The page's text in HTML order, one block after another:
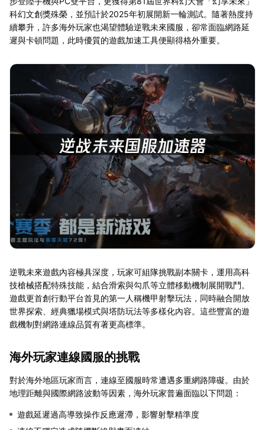
科幻文創獎殊榮，並預計於2025年初展開新一輪測試。隨著熱度持
續攀升，許多海外玩家也渴望體驗逆戰未來國服，卻常面臨網路延
遲與卡頓問題，此時優質的遊戲加速工具便顯得格外重要。
逆戰未來遊戲內容極具深度，玩家可組隊挑戰副本關卡，運用高科
技槍械搭配特殊技能，結合滑索與勾爪等立體移動機制展開戰鬥。
遊戲更首創行動平台首見的第一人稱機甲射擊玩法，同時融合開放
世界探索、經典獵場模式與塔防玩法等多樣化內容。這些豐富的遊
戲機制對網路連線品質有著更高標準。
海外玩家連線國服的挑戰
對於海外地區玩家而言，連線至國服時常遭遇多重網路障礙。由於
地理距離與國際網路波動等因素，海外玩家普遍面臨以下問題：
遊戲延遲過高導致操作反應遲滯，影響射擊精準度